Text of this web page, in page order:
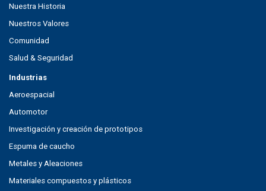
Nuestra Historia
Nuestros Valores
Comunidad
Salud & Seguridad
Industrias
Aeroespacial
Automotor
Investigación y creación de prototipos
Espuma de caucho
Metales y Aleaciones
Materiales compuestos y plásticos